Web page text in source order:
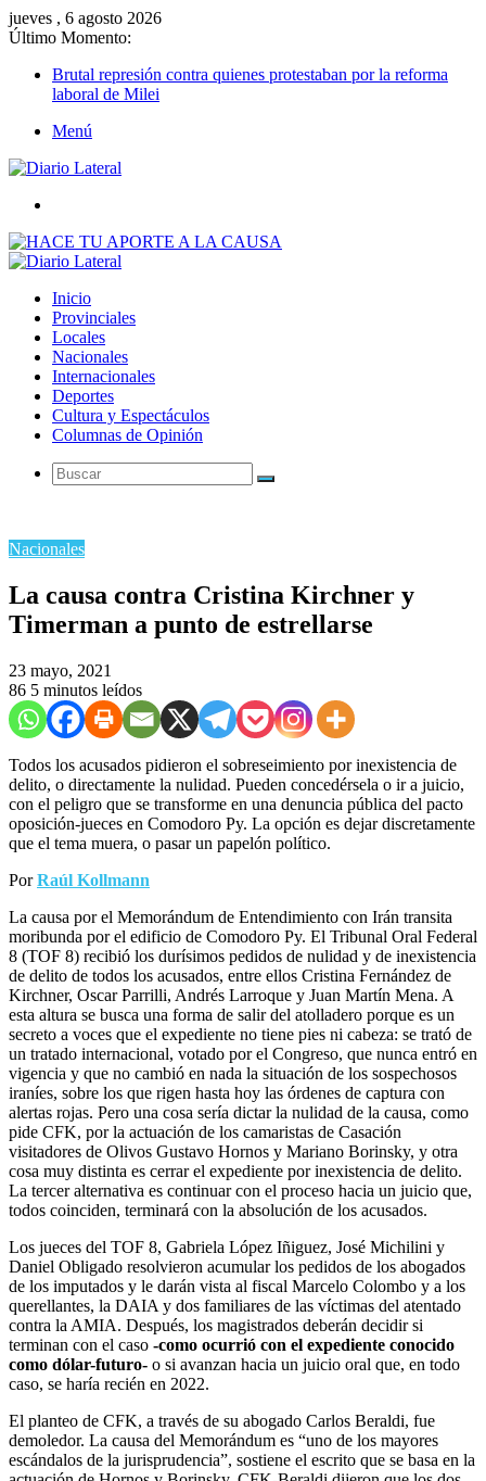
jueves , 6 agosto 2026
Último Momento:
Brutal represión contra quienes protestaban por la reforma
laboral de Milei
Menú
Inicio
Provinciales
Locales
Nacionales
Internacionales
Deportes
Cultura y Espectáculos
Columnas de Opinión
Buscar
Nacionales
La causa contra Cristina Kirchner y
Timerman a punto de estrellarse
23 mayo, 2021
86 5 minutos leídos
Todos los acusados pidieron el sobreseimiento por inexistencia de
delito, o directamente la nulidad. Pueden concedérsela o ir a juicio,
con el peligro que se transforme en una denuncia pública del pacto
oposición-jueces en Comodoro Py. La opción es dejar discretamente
que el tema muera, o pasar un papelón político.
PorRaúl Kollmann
La causa por el Memorándum de Entendimiento con Irán transita
moribunda por el edificio de Comodoro Py. El Tribunal Oral Federal
8 (TOF 8) recibió los durísimos pedidos de nulidad y de inexistencia
de delito de todos los acusados, entre ellos Cristina Fernández de
Kirchner, Oscar Parrilli, Andrés Larroque y Juan Martín Mena. A
esta altura se busca una forma de salir del atolladero porque es un
secreto a voces que el expediente no tiene pies ni cabeza: se trató de
un tratado internacional, votado por el Congreso, que nunca entró en
vigencia y que no cambió en nada la situación de los sospechosos
iraníes, sobre los que rigen hasta hoy las órdenes de captura con
alertas rojas. Pero una cosa sería dictar la nulidad de la causa, como
pide CFK, por la actuación de los camaristas de Casación
visitadores de Olivos Gustavo Hornos y Mariano Borinsky, y otra
cosa muy distinta es cerrar el expediente por inexistencia de delito.
La tercer alternativa es continuar con el proceso hacia un juicio que,
todos coinciden, terminará con la absolución de los acusados.
Los jueces del TOF 8, Gabriela López Iñiguez, José Michilini y
Daniel Obligado resolvieron acumular los pedidos de los abogados
de los imputados y le darán vista al fiscal Marcelo Colombo y a los
querellantes, la DAIA y dos familiares de las víctimas del atentado
contra la AMIA. Después, los magistrados deberán decidir si
terminan con el caso -como ocurrió con el expediente conocido
como dólar-futuro- o si avanzan hacia un juicio oral que, en todo
caso, se haría recién en 2022.
El planteo de CFK, a través de su abogado Carlos Beraldi, fue
demoledor. La causa del Memorándum es “uno de los mayores
escándalos de la jurisprudencia”, sostiene el escrito que se basa en la